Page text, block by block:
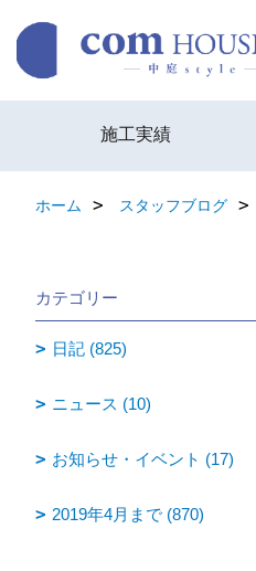
施工実績
ホーム スタッフブログ
カテゴリー
日記 (825)
ニュース (10)
お知らせ・イベント (17)
2019年4月まで (870)